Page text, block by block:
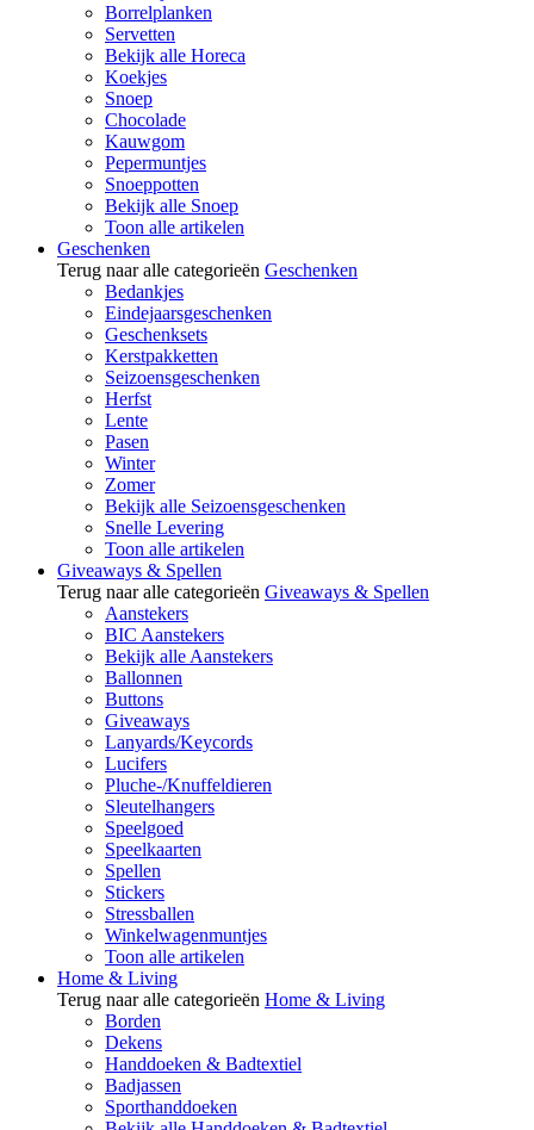
Borrelplanken
Servetten
Bekijk alle Horeca
Koekjes
Snoep
Chocolade
Kauwgom
Pepermuntjes
Snoeppotten
Bekijk alle Snoep
Toon alle artikelen
Geschenken
Terug naar alle categorieën Geschenken
Bedankjes
Eindejaarsgeschenken
Geschenksets
Kerstpakketten
Seizoensgeschenken
Herfst
Lente
Pasen
Winter
Zomer
Bekijk alle Seizoensgeschenken
Snelle Levering
Toon alle artikelen
Giveaways & Spellen
Terug naar alle categorieën Giveaways & Spellen
Aanstekers
BIC Aanstekers
Bekijk alle Aanstekers
Ballonnen
Buttons
Giveaways
Lanyards/Keycords
Lucifers
Pluche-/Knuffeldieren
Sleutelhangers
Speelgoed
Speelkaarten
Spellen
Stickers
Stressballen
Winkelwagenmuntjes
Toon alle artikelen
Home & Living
Terug naar alle categorieën Home & Living
Borden
Dekens
Handdoeken & Badtextiel
Badjassen
Sporthanddoeken